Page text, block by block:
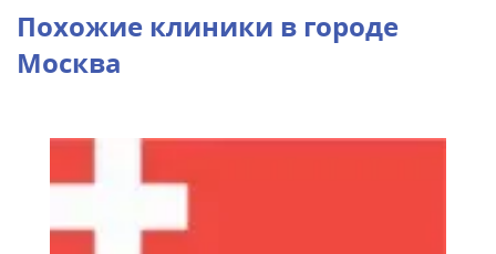
Похожие клиники в городе
Москва